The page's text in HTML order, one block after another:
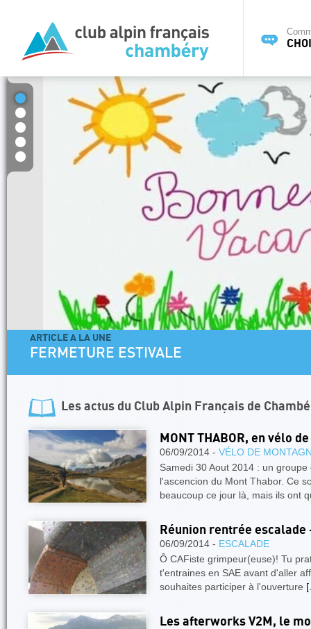
ARTICLE A LA UNE
FERMETURE ESTIVALE
Les actus du Club Alpin Français de
MONT THABOR, en vélo
06/09/2014 - VÉLO DE
Samedi 30 Aout 2014 : un
l'ascencion du Mont Thabor. Ce
beaucoup ce jour là, mais ils ont
Réunion rentrée
06/09/2014 - ESCALADE
Ô CAFiste grimpeur(euse)! Tu
t'entraines en SAE avant d'aller
souhaites participer à l'ouverture
Les afterworks V2M, le